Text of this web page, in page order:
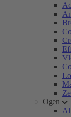
Ogen